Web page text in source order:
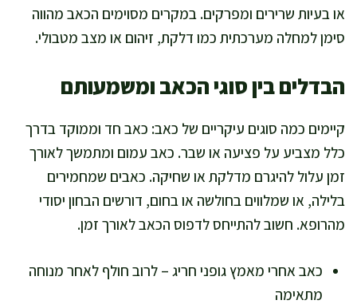
או בעיות שרירים ומפרקים. במקרים מסוימים הכאב מהווה
סימן למחלה מערכתית כמו דלקת, זיהום או מצב מטבולי.
הבדלים בין סוגי הכאב ומשמעותם
קיימים כמה סוגים עיקריים של כאב: כאב חד וממוקד בדרך
כלל מצביע על פציעה או שבר. כאב עמום ומתמשך לאורך
זמן עלול להיגרם מדלקת או שחיקה. כאבים שמחמירים
בלילה, או שמלווים בחולשה או בחום, דורשים הבחון יסודי
מהרופא. חשוב להתייחס לדפוס הכאב לאורך זמן.
כאב אחרי מאמץ גופני חריג – לרוב חולף לאחר מנוחה
מתאימה